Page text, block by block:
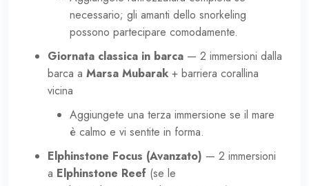
necessario; gli amanti dello snorkeling
possono partecipare comodamente.
Giornata classica in barca — 2 immersioni dalla
barca a Marsa Mubarak + barriera corallina
vicina
Aggiungete una terza immersione se il mare
è calmo e vi sentite in forma.
Elphinstone Focus (Avanzato) — 2 immersioni
a Elphinstone Reef (se le